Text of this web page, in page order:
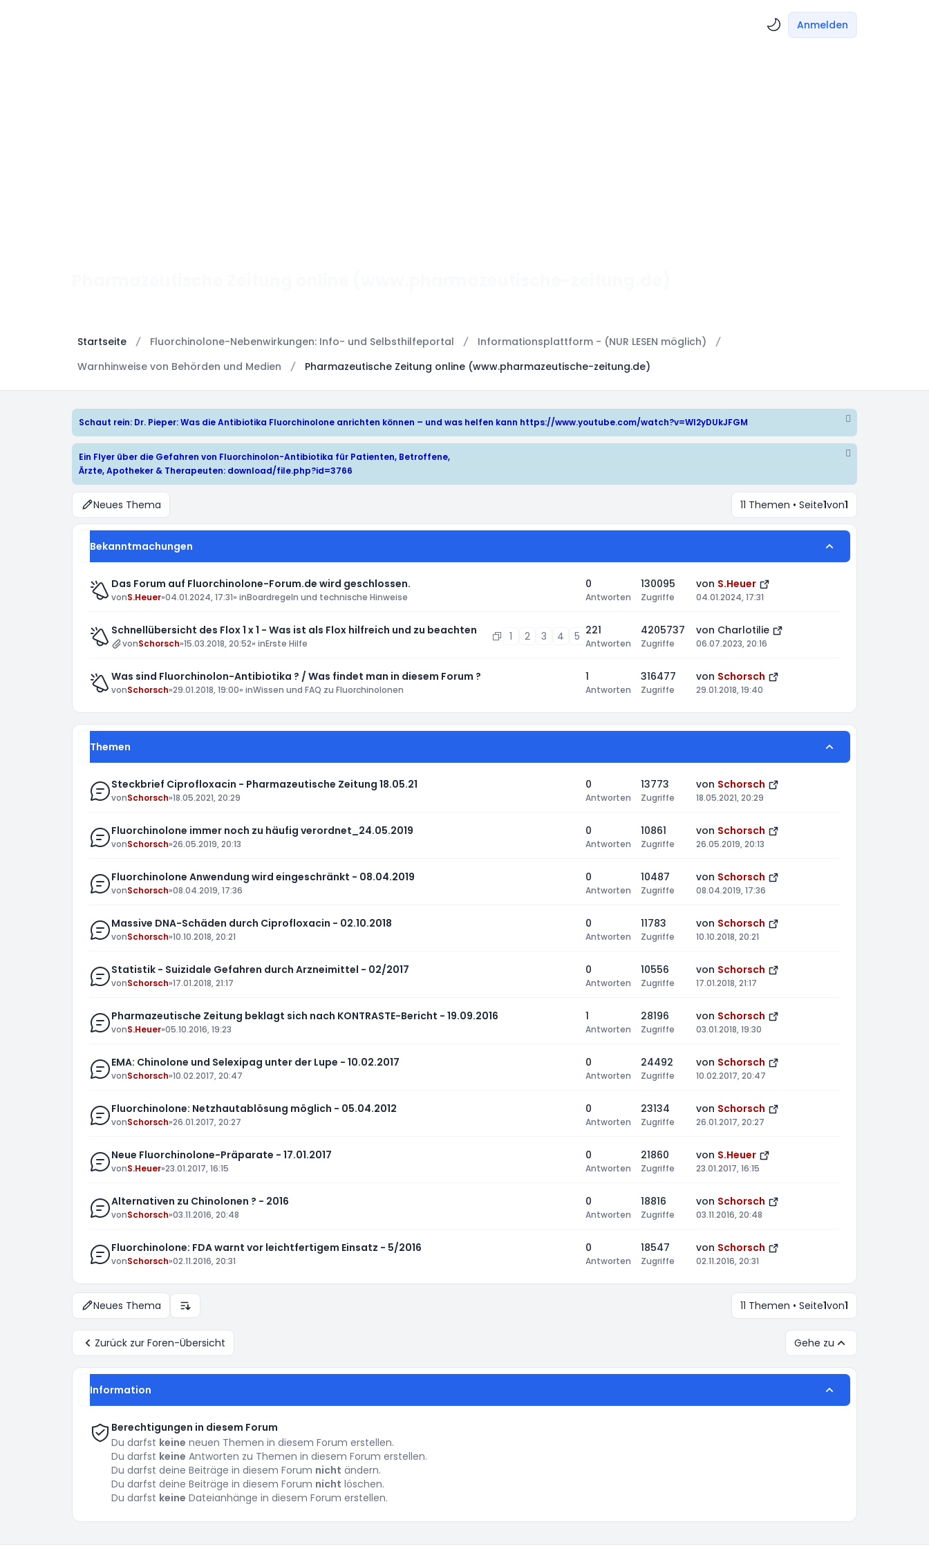
Anmelden
Startseite Fluorchinolone-Nebenwirkungen: Info- und Selbsthilfeportal
Informationsplattform - (NUR LESEN möglich)
Warnhinweise von Behörden und Medien
Pharmazeutische Zeitung online (www.pharmazeutische-zeitung.de)
Schaut rein: Dr. Pieper: Was die Antibiotika Fluorchinolone anrichten können – und was helfen kann https://www.youtube.com/watch?v=WI2yDUkJFGM
Ein Flyer über die Gefahren von Fluorchinolon-Antibiotika für Patienten, Betroffene,
Ärzte, Apotheker & Therapeuten: download/file.php?id=3766
Neues Thema 11 Themen • Seite1von1
Bekanntmachungen
Das Forum auf Fluorchinolone-Forum.de wird geschlossen.
vonS.Heuer»04.01.2024, 17:31» inBoardregeln und technische Hinweise
0
Antworten
130095
Zugriffe
von S.Heuer
04.01.2024, 17:31
Schnellübersicht des Flox 1 x 1 - Was ist als Flox hilfreich und zu beachten
vonSchorsch»15.03.2018, 20:52» inErste Hilfe
1 2 3 4 5 221
Antworten
4205737
Zugriffe
von Charlotilie
06.07.2023, 20:16
Was sind Fluorchinolon-Antibiotika ? / Was findet man in diesem Forum ?
vonSchorsch»29.01.2018, 19:00» inWissen und FAQ zu Fluorchinolonen
1
Antworten
316477
Zugriffe
von Schorsch
29.01.2018, 19:40
Themen
Steckbrief Ciprofloxacin - Pharmazeutische Zeitung 18.05.21
vonSchorsch»18.05.2021, 20:29
0
Antworten
13773
Zugriffe
von Schorsch
18.05.2021, 20:29
Fluorchinolone immer noch zu häufig verordnet_24.05.2019
vonSchorsch»26.05.2019, 20:13
0
Antworten
10861
Zugriffe
von Schorsch
26.05.2019, 20:13
Fluorchinolone Anwendung wird eingeschränkt - 08.04.2019
vonSchorsch»08.04.2019, 17:36
0
Antworten
10487
Zugriffe
von Schorsch
08.04.2019, 17:36
Massive DNA-Schäden durch Ciprofloxacin - 02.10.2018
vonSchorsch»10.10.2018, 20:21
0
Antworten
11783
Zugriffe
von Schorsch
10.10.2018, 20:21
Statistik - Suizidale Gefahren durch Arzneimittel - 02/2017
vonSchorsch»17.01.2018, 21:17
0
Antworten
10556
Zugriffe
von Schorsch
17.01.2018, 21:17
Pharmazeutische Zeitung beklagt sich nach KONTRASTE-Bericht - 19.09.2016
vonS.Heuer»05.10.2016, 19:23
1
Antworten
28196
Zugriffe
von Schorsch
03.01.2018, 19:30
EMA: Chinolone und Selexipag unter der Lupe - 10.02.2017
vonSchorsch»10.02.2017, 20:47
0
Antworten
24492
Zugriffe
von Schorsch
10.02.2017, 20:47
Fluorchinolone: Netzhautablösung möglich - 05.04.2012
vonSchorsch»26.01.2017, 20:27
0
Antworten
23134
Zugriffe
von Schorsch
26.01.2017, 20:27
Neue Fluorchinolone-Präparate - 17.01.2017
vonS.Heuer»23.01.2017, 16:15
0
Antworten
21860
Zugriffe
von S.Heuer
23.01.2017, 16:15
Alternativen zu Chinolonen ? - 2016
vonSchorsch»03.11.2016, 20:48
0
Antworten
18816
Zugriffe
von Schorsch
03.11.2016, 20:48
Fluorchinolone: FDA warnt vor leichtfertigem Einsatz - 5/2016
vonSchorsch»02.11.2016, 20:31
0
Antworten
18547
Zugriffe
von Schorsch
02.11.2016, 20:31
Neues Thema Anzeige- und Sortierungs-Einstellungen 11 Themen • Seite1von1
Zurück zur Foren-Übersicht Gehe zu
Information
Berechtigungen in diesem Forum
Du darfst keine neuen Themen in diesem Forum erstellen.
Du darfst keine Antworten zu Themen in diesem Forum erstellen.
Du darfst deine Beiträge in diesem Forum nicht ändern.
Du darfst deine Beiträge in diesem Forum nicht löschen.
Du darfst keine Dateianhänge in diesem Forum erstellen.